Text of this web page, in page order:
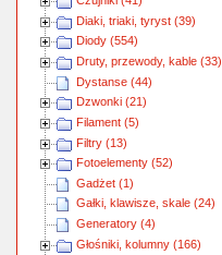
Diaki, triaki, tyryst (39)
Diody (554)
Druty, przewody, kable (33)
Dystanse (44)
Dzwonki (21)
Filament (5)
Filtry (13)
Fotoelementy (52)
Gadżet (1)
Gałki, klawisze, skale (24)
Generatory (4)
Głośniki, kolumny (166)